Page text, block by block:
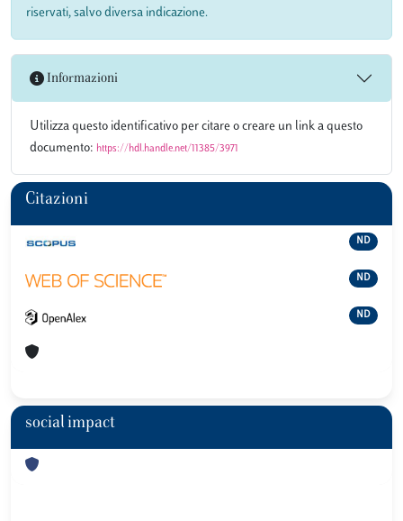
riservati, salvo diversa indicazione.
Informazioni
Utilizza questo identificativo per citare o creare un link a questo
documento: https://hdl.handle.net/11385/3971
Citazioni
ND
ND
ND
social impact